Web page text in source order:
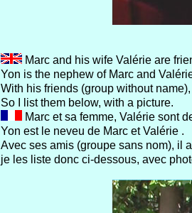
Marc and his wife Valérie are
Yon is the nephew of Marc and
With his friends (group without
So I list them below, with a picture.
Marc et sa femme, Valérie sont
Yon est le neveu de Marc et Valérie .
Avec ses amis (groupe sans nom), il
je les liste donc ci-dessous, avec